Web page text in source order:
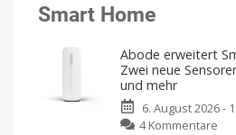
Smart Home
Abode erweitert
Zwei neue
und mehr
6. August 2026 -
4 Kommentare